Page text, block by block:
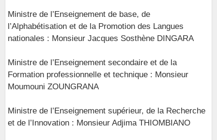
Ministre de l’Enseignement de base, de
l’Alphabétisation et de la Promotion des Langues
nationales : Monsieur Jacques Sosthène DINGARA
Ministre de l’Enseignement secondaire et de la
Formation professionnelle et technique : Monsieur
Moumouni ZOUNGRANA
Ministre de l’Enseignement supérieur, de la Recherche
et de l’Innovation : Monsieur Adjima THIOMBIANO